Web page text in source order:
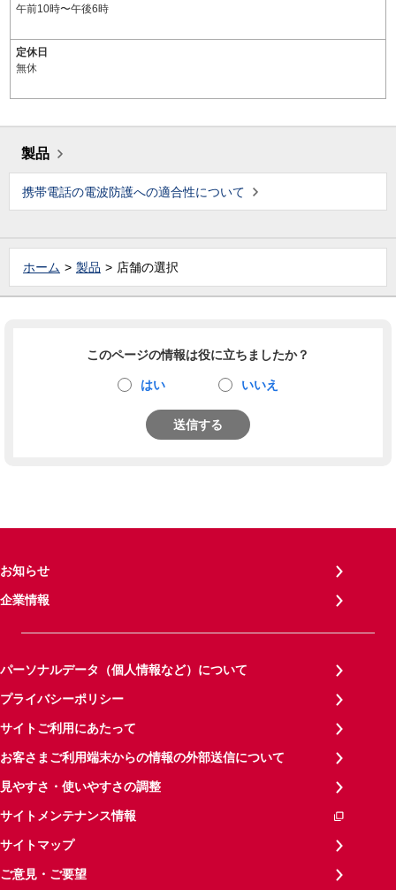
午前10時〜午後6時
定休日
無休
製品
携帯電話の電波防護への適合性について
ホーム 製品 店舗の選択
このページの情報は役に立ちましたか？
はい いいえ
送信する
お知らせ
企業情報
パーソナルデータ（個人情報など）について
プライバシーポリシー
サイトご利用にあたって
お客さまご利用端末からの情報の外部送信について
見やすさ・使いやすさの調整
サイトメンテナンス情報
サイトマップ
ご意見・ご要望